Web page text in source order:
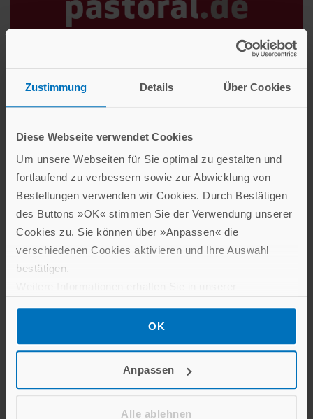
Zustimmung Details Über Cookies
Diese Webseite verwendet Cookies
Um unsere Webseiten für Sie optimal zu gestalten und
fortlaufend zu verbessern sowie zur Abwicklung von
Bestellungen verwenden wir Cookies. Durch Bestätigen
des Buttons »OK« stimmen Sie der Verwendung unserer
Cookies zu. Sie können über »Anpassen« die
verschiedenen Cookies aktivieren und Ihre Auswahl
bestätigen.
OK
Anpassen
Alle ablehnen
pastoral.de
Mit zahlreichen Anregungen für Liturgie, Katechese und
Gemeindearbeit.
Die
Web-Plattform
ist auch für Mac- oder Tablet-User
geeignet. Hier können bestehende Kunden und Neueinsteiger
direkt und unkompliziert mit den einzelnen Ausgaben unserer
Predigtzeitschriften arbeiten.
Mit unserem
Testzugang
können Sie sich ganz schnell und
einfach einen Überblick verschaffen – kostenfrei und ohne